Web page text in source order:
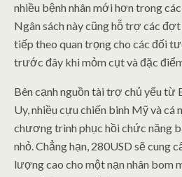
nhiều bệnh nhân mới hơn trong
Ngân sách này cũng hỗ trợ các
tiếp theo quan trọng cho các đối
trước đây khi mỏm cụt và đặc
Bên cạnh nguồn tài trợ chủ yếu từ
Uy, nhiều cựu chiến binh Mỹ và cá
chương trình phục hồi chức năng
nhỏ. Chẳng hạn, 280USD sẽ cung
lượng cao cho một nạn nhân bom